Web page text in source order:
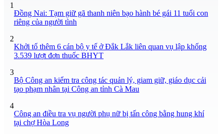
1
Đồng Nai: Tạm giữ gã thanh niên bạo hành bé gái 11 tuổi con
riêng của người tình
2
Khởi tố thêm 6 cán bộ y tế ở Đắk Lắk liên quan vụ lập khống
3.539 lượt đơn thuốc BHYT
3
Bộ Công an kiểm tra công tác quản lý, giam giữ, giáo dục cải
tạo phạm nhân tại Công an tỉnh Cà Mau
4
Công an điều tra vụ người phụ nữ bị tấn công bằng hung khí
tại chợ Hòa Long